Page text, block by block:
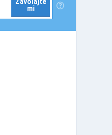
Zavolajte
mi